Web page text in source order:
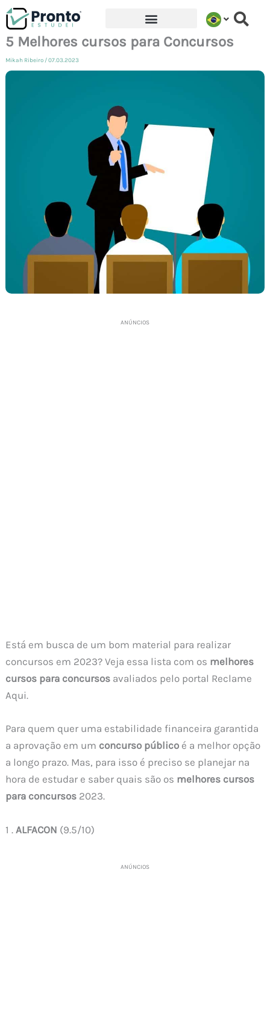
para
conteúdo
5 Melhores cursos para Concursos
Mikah Ribeiro /07.03.2023
ANÚNCIOS
Está em busca de um bom material para realizar
concursos em 2023? Veja essa lista com os melhores
cursos para concursos avaliados pelo portal Reclame
Aqui.
Para quem quer uma estabilidade financeira garantida
a aprovação em um concurso público é a melhor opção
a longo prazo. Mas, para isso é preciso se planejar na
hora de estudar e saber quais são os melhores cursos
para concursos 2023.
1 .ALFACON (9.5/10)
ANÚNCIOS